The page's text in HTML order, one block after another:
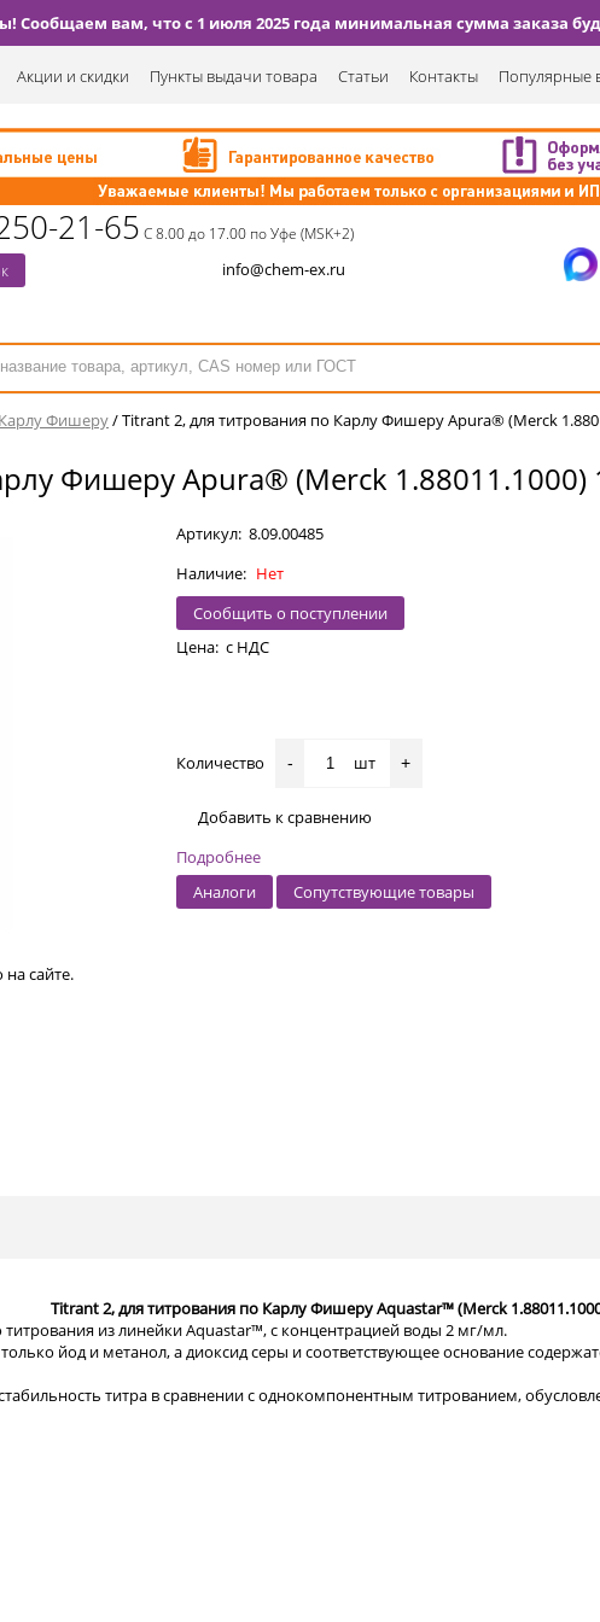
Сообщаем вам, что с 1 июля 2025 года минимальная сумма заказа
Акции и скидки Пункты выдачи товара Статьи Контакты Популярные
21-65 С 8.00 до 17.00 по Уфе (MSK+2)
info@chem-ex.ru
Фишеру/Titrant 2, для титрования по Карлу Фишеру Apura® (Merck
Фишеру Apura® (Merck 1.88011.1000)
сайте.
Артикул:8.09.00485
Наличие: Нет
Сообщить о поступлении
Цена: с НДС
Количество - шт +
Добавить к сравнению
Подробнее
Аналоги
Сопутствующие товары
Titrant 2, для титрования по Карлу Фишеру Aquastar™ (Merck
из линейки Aquastar™, с концентрацией воды 2 мг/мл.
йод и метанол, а диоксид серы и соответствующее основание
титра в сравнении с однокомпонентным титрованием,